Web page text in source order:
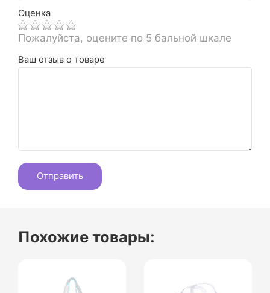
Оценка
Пожалуйста, оцените по 5 бальной шкале
Ваш отзыв о товаре
Похожие товары: